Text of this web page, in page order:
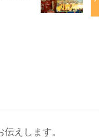
えします。